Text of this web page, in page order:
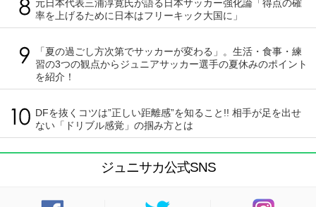
元日本代表三浦淳寛氏が語る日本サッカー強化論「得点の確
率を上げるために日本はフリーキック大国に」
「夏の過ごし方次第でサッカーが変わる」。生活・食事・練
習の3つの観点からジュニアサッカー選手の夏休みのポイント
を紹介！
DFを抜くコツは”正しい距離感”を知ること!! 相手が足を出せ
ない「ドリブル感覚」の掴み方とは
ジュニサカ公式SNS